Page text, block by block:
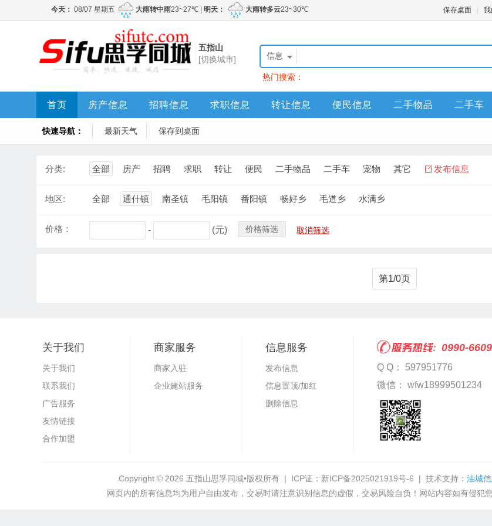
保存桌面
五指山
[切换城市]
信息
热门搜索：
首页 房产信息 招聘信息 求职信息 转让信息 便民信息 二手物品 二手车
快速导航： 最新天气 保存到桌面
分类: 全部 房产 招聘 求职 转让 便民 二手物品 二手车 宠物 其它 发布信息
地区: 全部 通什镇 南圣镇 毛阳镇 番阳镇 畅好乡 毛道乡 水满乡
价格： - (元) 价格筛选 取消筛选
第1/0页
关于我们
关于我们
联系我们
广告服务
友情链接
合作加盟
商家服务
商家入驻
企业建站服务
信息服务
发布信息
信息置顶/加红
删除信息
0990-
Q Q： 597951776
微信： wfw18999501234
Copyright © 2026 五指山思孚同城•版权所有 | ICP证： 新ICP备2025021919号-6 | 技术支持： 油城
网页内的所有信息均为用户自由发布，交易时请注意识别信息的虚假，交易风险自负！网站内容如有侵犯